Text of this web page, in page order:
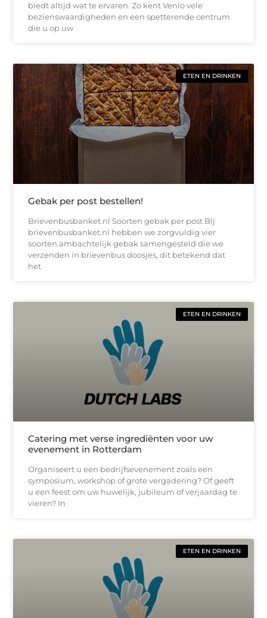
biedt altijd wat te ervaren. Zo kent Venlo vele
bezienswaardigheden en een spetterende centrum
die u op uw
ETEN EN DRINKEN
Gebak per post bestellen!
Brievenbusbanket.nl Soorten gebak per post Bij
brievenbusbanket.nl hebben we zorgvuldig vier
soorten ambachtelijk gebak samengesteld die we
verzenden in brievenbus doosjes, dit betekend dat
het
ETEN EN DRINKEN
Catering met verse ingrediënten voor uw
evenement in Rotterdam
Organiseert u een bedrijfsevenement zoals een
symposium, workshop of grote vergadering? Of geeft
u een feest om uw huwelijk, jubileum of verjaardag te
vieren? In
ETEN EN DRINKEN